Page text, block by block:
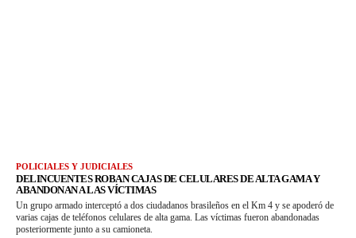
POLICIALES Y JUDICIALES
DELINCUENTES ROBAN CAJAS DE CELULARES DE ALTA GAMA Y
ABANDONAN A LAS VÍCTIMAS
Un grupo armado interceptó a dos ciudadanos brasileños en el Km 4 y se apoderó de
varias cajas de teléfonos celulares de alta gama. Las víctimas fueron abandonadas
posteriormente junto a su camioneta.